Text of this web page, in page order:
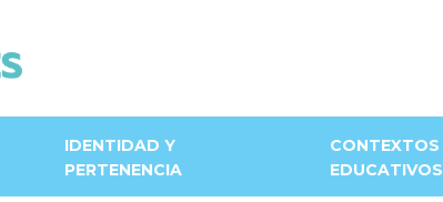
IDENTIDAD Y
PERTENENCIA
CONTEXTOS
EDUCATIVOS